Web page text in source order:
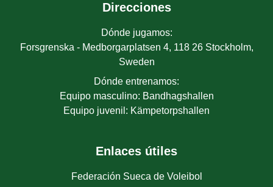
Direcciones
Dónde jugamos:
Forsgrenska - Medborgarplatsen 4, 118 26 Stockholm,
Sweden
Dónde entrenamos:
Equipo masculino: Bandhagshallen
Equipo juvenil : Kämpetorpshallen
Enlaces útiles
Federación Sueca de Voleibol